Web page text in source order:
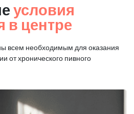
условия
в центре
всем необходимым для оказания
от хронического пивного